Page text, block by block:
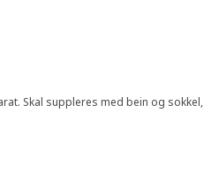
4.7 ingen kundevurdering 5
Skal suppleres med bein og sokkel,